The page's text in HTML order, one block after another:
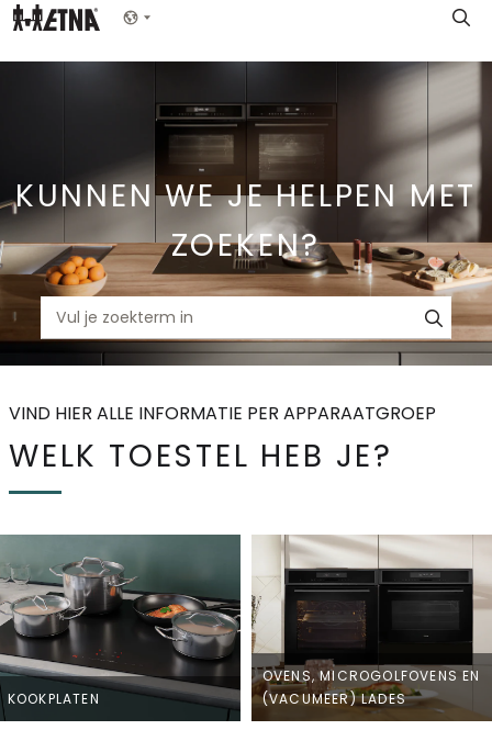
Skip
Show menu
KUNNEN WE JE HELPEN MET
ZOEKEN?
VIND HIER ALLE INFORMATIE PER APPARAATGROEP
WELK TOESTEL HEB JE?
KOOKPLATEN
OVENS, MICROGOLFOVENS EN
(VACUMEER) LADES